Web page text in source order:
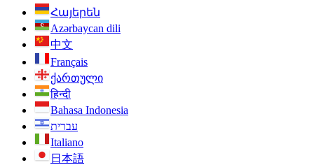
Հայերեն
Azərbaycan dili
中文
Français
ქართული
हिन्दी
Bahasa Indonesia
עברית
Italiano
日本語